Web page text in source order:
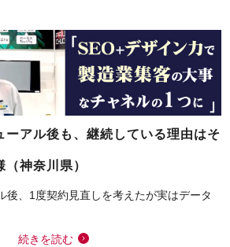
ーアル後も、継続している理由はそ
神奈川県）
後、1度契約見直しを考えたが実はデータ
続きを読む